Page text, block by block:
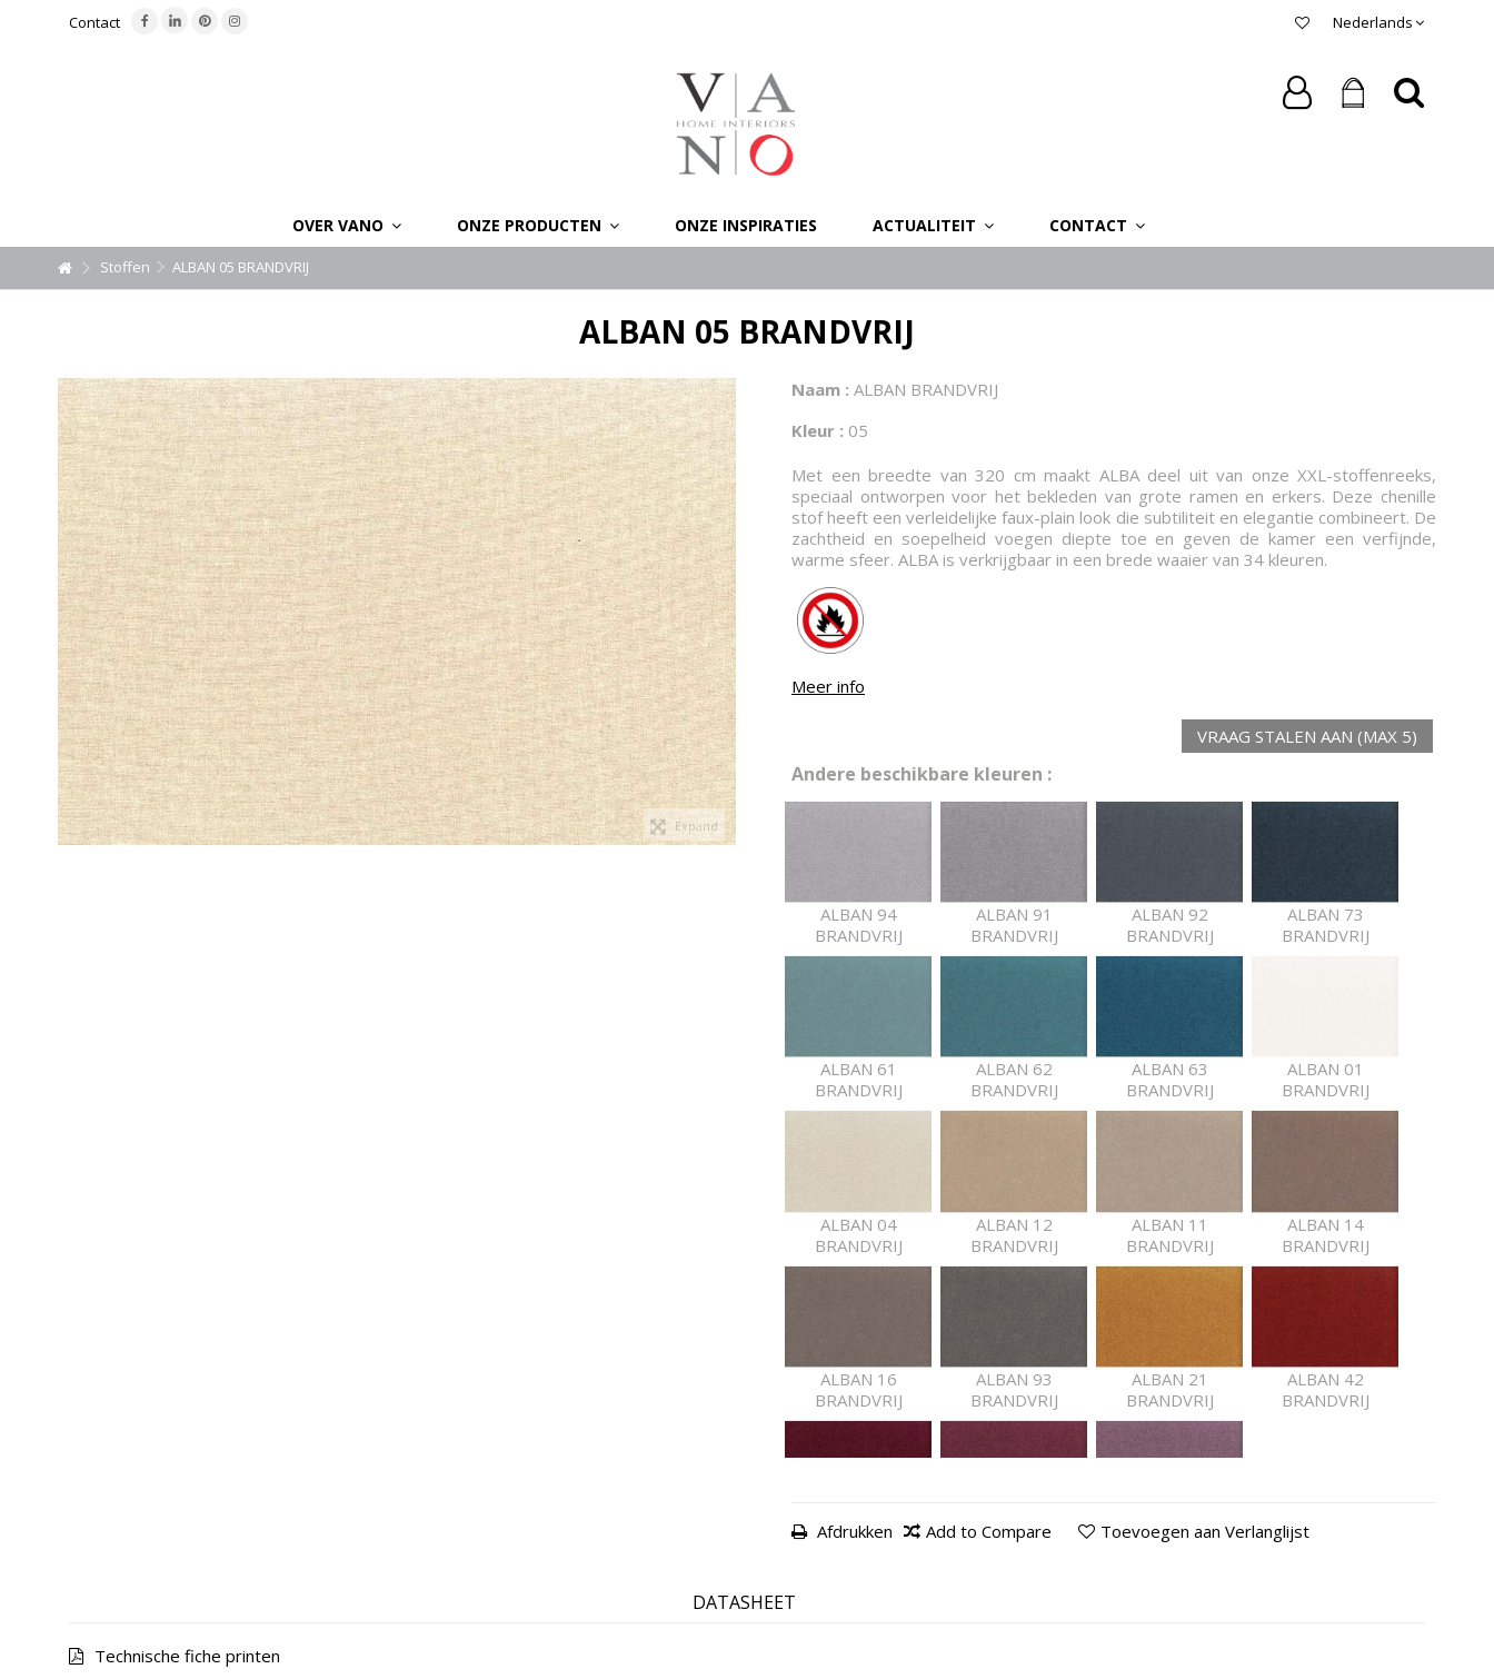
Nederlands
Contact
OVER VANO ONZE PRODUCTEN ONZE INSPIRATIES ACTUALITEIT CONTACT
Stoffen ALBAN 05 BRANDVRIJ
ALBAN 05 BRANDVRIJ
Expand
Naam : ALBAN BRANDVRIJ
Kleur : 05
Met een breedte van 320 cm maakt ALBA deel uit van onze XXL-stoffenreeks,
speciaal ontworpen voor het bekleden van grote ramen en erkers. Deze chenille
stof heeft een verleidelijke faux-plain look die subtiliteit en elegantie combineert. De
zachtheid en soepelheid voegen diepte toe en geven de kamer een verfijnde,
warme sfeer. ALBA is verkrijgbaar in een brede waaier van 34 kleuren.
Meer info
VRAAG STALEN AAN (MAX 5)
Andere beschikbare kleuren :
ALBAN 94
BRANDVRIJ
ALBAN 91
BRANDVRIJ
ALBAN 92
BRANDVRIJ
ALBAN 73
BRANDVRIJ
ALBAN 61
BRANDVRIJ
ALBAN 62
BRANDVRIJ
ALBAN 63
BRANDVRIJ
ALBAN 01
BRANDVRIJ
ALBAN 04
BRANDVRIJ
ALBAN 12
BRANDVRIJ
ALBAN 11
BRANDVRIJ
ALBAN 14
BRANDVRIJ
ALBAN 16
BRANDVRIJ
ALBAN 93
BRANDVRIJ
ALBAN 21
BRANDVRIJ
ALBAN 42
BRANDVRIJ
ALBAN 84
ALBAN 83
ALBAN 81
Afdrukken Add to Compare Toevoegen aan Verlanglijst
DATASHEET
Technische fiche printen